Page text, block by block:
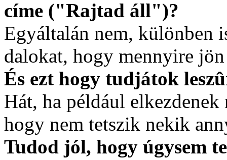
címe ("Rajtad áll")?
Egyáltalán nem, különben
dalokat, hogy mennyire
És ezt hogy tudjátok
Hát, ha például
hogy nem tetszik nekik
Tudod jól, hogy úgysem